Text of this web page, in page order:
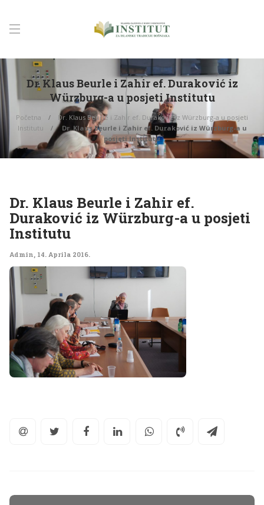
Dr. Klaus Beurle i Zahir ef. Duraković iz
Würzburg-a u posjeti Institutu
Početna
Dr. Klaus Beurle i Zahir ef. Duraković iz Würzburg-a u posjeti
Institutu
Dr. Klaus Beurle i Zahir ef. Duraković iz Würzburg-a u
posjeti Institutu
Dr. Klaus Beurle i Zahir ef.
Duraković iz Würzburg-a u posjeti
Institutu
Admin, 14. Aprila 2016.